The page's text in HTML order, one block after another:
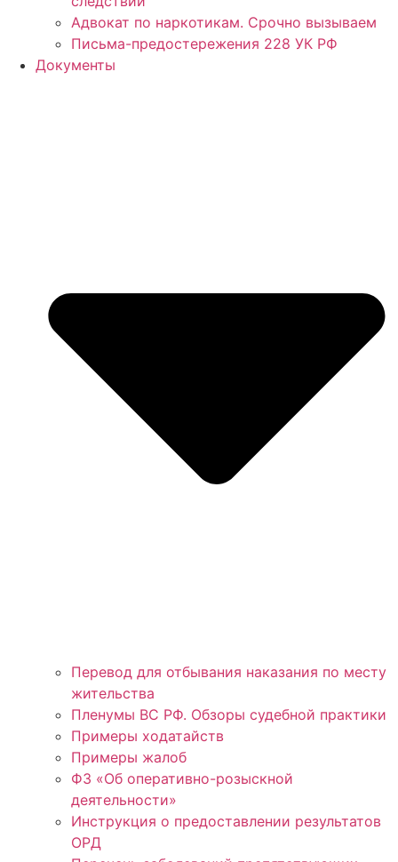
Адвокат по наркотикам. Срочно вызываем
Письма-предостережения 228 УК РФ
Документы
Перевод для отбывания наказания по месту
жительства
Пленумы ВС РФ. Обзоры судебной практики
Примеры ходатайств
Примеры жалоб
ФЗ «Об оперативно-розыскной
деятельности»
Инструкция о предоставлении результатов
ОРД